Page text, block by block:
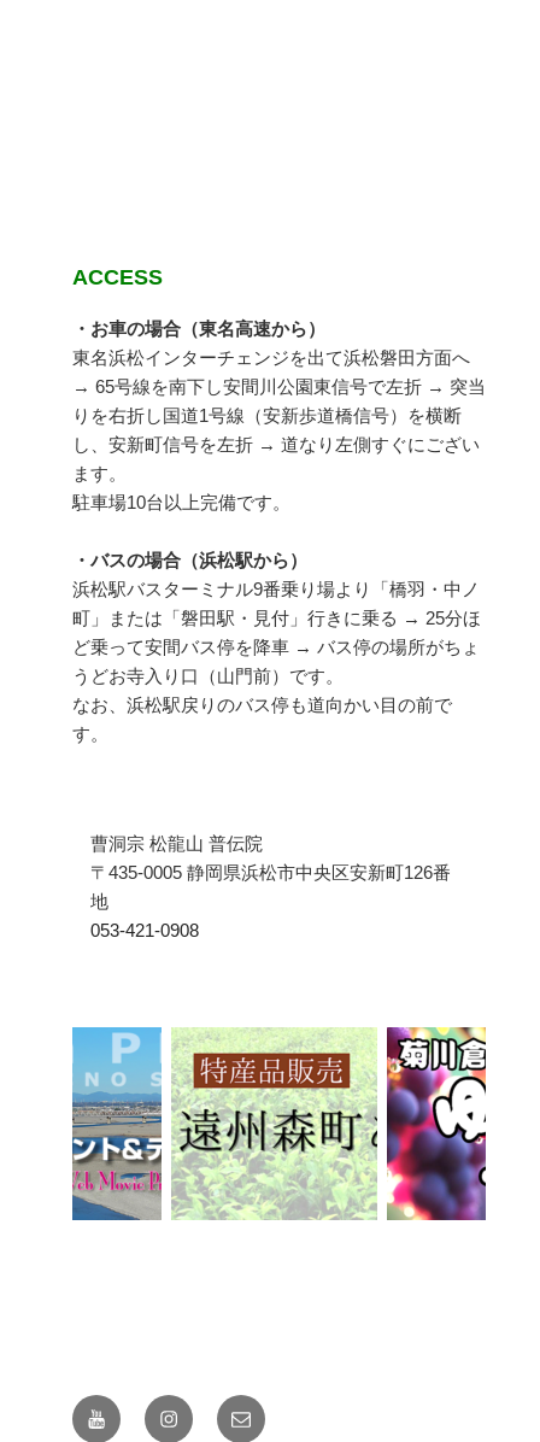
ACCESS
・お車の場合（東名高速から）
東名浜松インターチェンジを出て浜松磐田方面へ
→ 65号線を南下し安間川公園東信号で左折 → 突当
りを右折し国道1号線（安新歩道橋信号）を横断
し、安新町信号を左折 → 道なり左側すぐにござい
ます。
駐車場10台以上完備です。
・バスの場合（浜松駅から）
浜松駅バスターミナル9番乗り場より「橋羽・中ノ
町」または「磐田駅・見付」行きに乗る → 25分ほ
ど乗って安間バス停を降車 → バス停の場所がちょ
うどお寺入り口（山門前）です。
なお、浜松駅戻りのバス停も道向かい目の前で
す。
曹洞宗 松龍山 普伝院
〒435-0005 静岡県浜松市中央区安新町126番
地
053-421-0908
YouTubeInstagrammail